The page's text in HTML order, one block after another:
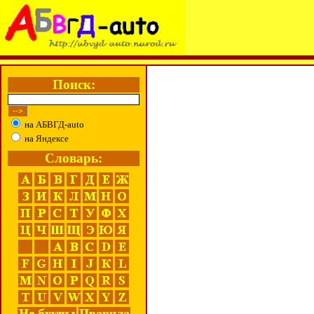
Поиск:
на АБВГД-auto
на Яндексе
Словарь: